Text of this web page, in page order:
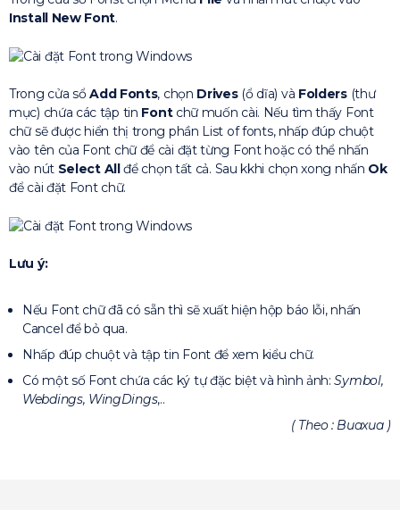
Install New Font.
Trong cửa sổAdd Fonts, chọn Drives(ổ dĩa) và Folders(thư
mục) chứa các tập tin Font chữ muốn cài. Nếu tìm thấy Font
chữ sẽ được hiển thị trong phần List of fonts, nhấp đúp chuột
vào tên của Font chữ để cài đặt từng Font hoặc có thể nhấn
vào nútSelect Allđể chọn tất cả. Sau kkhi chọn xong nhấn Ok
để cài đặt Font chữ.
Lưu ý:
Nếu Font chữ đã có sẵn thì sẽ xuất hiện hộp báo lỗi, nhấn
Cancel để bỏ qua.
Nhấp đúp chuột và tập tin Font để xem kiểu chữ.
Có một số Font chứa các ký tự đặc biệt và hình ảnh:Symbol,
Webdings, WingDings,..
( Theo : Buaxua )